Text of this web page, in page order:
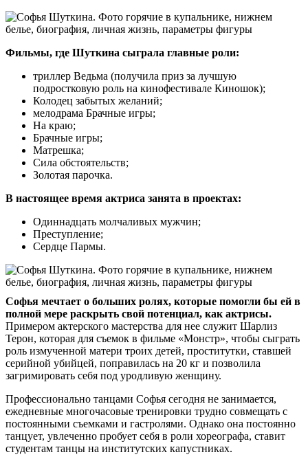
Фильмы, где Шуткина сыграла главные роли:
триллер Ведьма (получила приз за лучшую
подростковую роль на кинофестивале Киношок);
Колодец забытых желаний;
мелодрама Брачные игры;
На краю;
Брачные игры;
Матрешка;
Сила обстоятельств;
Золотая парочка.
В настоящее время актриса занята в проектах:
Одиннадцать молчаливых мужчин;
Преступление;
Сердце Пармы.
Софья мечтает о больших ролях, которые помогли бы ей в
полной мере раскрыть свой потенциал, как актрисы.
Примером актерского мастерства для нее служит Шарлиз
Терон, которая для съемок в фильме «Монстр», чтобы сыграть
роль измученной матери троих детей, проститутки, ставшей
серийной убийцей, поправилась на 20 кг и позволила
загримировать себя под уродливую женщину.
Профессионально танцами Софья сегодня не занимается,
ежедневные многочасовые тренировки трудно совмещать с
постоянными съемками и гастролями. Однако она постоянно
танцует, увлеченно пробует себя в роли хореографа, ставит
студентам танцы на институтских капустниках.